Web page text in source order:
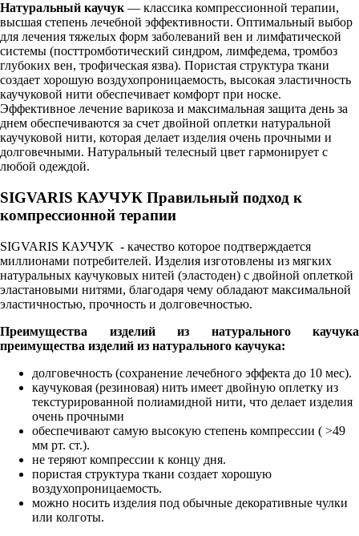
Натуральный каучук— классика компрессионной терапии,
высшая степень лечебной эффективности. Оптимальный выбор
для лечения тяжелых форм заболеваний вен и лимфатической
системы (посттромботический синдром, лимфедема, тромбоз
глубоких вен, трофическая язва). Пористая структура ткани
создает хорошую воздухопроницаемость, высокая эластичность
каучуковой нити обеспечивает комфорт при носке.
Эффективное лечение варикоза и максимальная защита день за
днем обеспечиваются за счет двойной оплетки натуральной
каучуковой нити, которая делает изделия очень прочными и
долговечными. Натуральный телесный цвет гармонирует с
любой одеждой.
SIGVARIS КАУЧУК Правильный подход к
компрессионной терапии
SIGVARIS КАУЧУК - качество которое подтверждается
миллионами потребителей. Изделия изготовлены из мягких
натуральных каучуковых нитей (эластоден) с двойной оплеткой
эластановыми нитями, благодаря чему обладают максимальной
эластичностью, прочность и долговечностью.
Преимущества изделий из натурального каучука
преимущества изделий из натурального каучука:
долговечность (сохранение лечебного эффекта до 10 мес).
каучуковая (резиновая) нить имеет двойную оплетку из
текстурированной полиамидной нити, что делает изделия
очень прочными
обеспечивают самую высокую степень компрессии ( >49
мм рт. ст.).
не теряют компрессии к концу дня.
пористая структура ткани создает хорошую
воздухопроницаемость.
можно носить изделия под обычные декоративные чулки
или колготы.